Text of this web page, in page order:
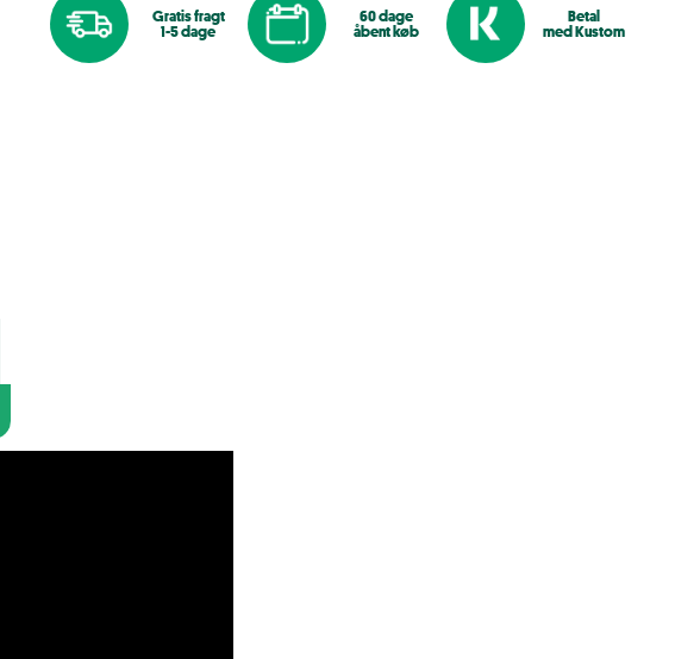
Gratis fragt
1-5 dage
60 dage
åbent køb
Betal
med Kustom